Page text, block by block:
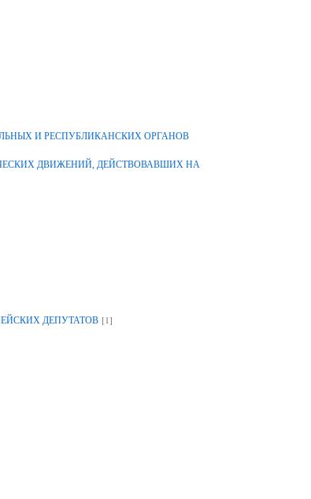
И РЕСПУБЛИКАНСКИХ ОРГАНОВ
ДВИЖЕНИЙ, ДЕЙСТВОВАВШИХ НА
ДЕПУТАТОВ [1]